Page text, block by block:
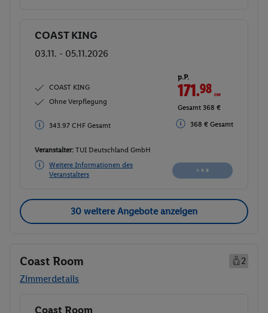
Buchen
COAST KING
03.11. - 05.11.2026
COAST KING
Ohne Verpflegung
368 € Gesamt
p.P.
171.98CHF
Gesamt 343.97 CHF
368 € Gesamt
Veranstalter: TUI Deutschland GmbH
Weitere Informationen des
Veranstalters
Buchen
30 weitere Angebote anzeigen
Coast Room
2
Zimmerdetails
Buchen
Coast Room